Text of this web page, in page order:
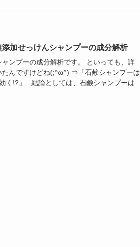
添加せっけんシャンプーの成分解析
ンプーの成分解析です。 といっても、詳
たんですけどね(;^ω^) ⇒「石鹸シャンプーは
く!?」 結論としては、石鹸シャンプーは